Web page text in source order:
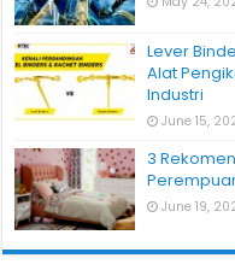
Lever
Alat
Industri
June 15,
3
June 19,